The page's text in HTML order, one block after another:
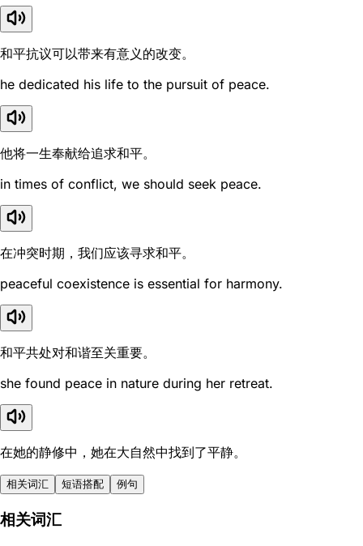
和平抗议可以带来有意义的改变。
he dedicated his life to the pursuit of peace.
他将一生奉献给追求和平。
in times of conflict, we should seek peace.
在冲突时期，我们应该寻求和平。
peaceful coexistence is essential for harmony.
和平共处对和谐至关重要。
she found peace in nature during her retreat.
在她的静修中，她在大自然中找到了平静。
相关词汇 短语搭配 例句
相关词汇